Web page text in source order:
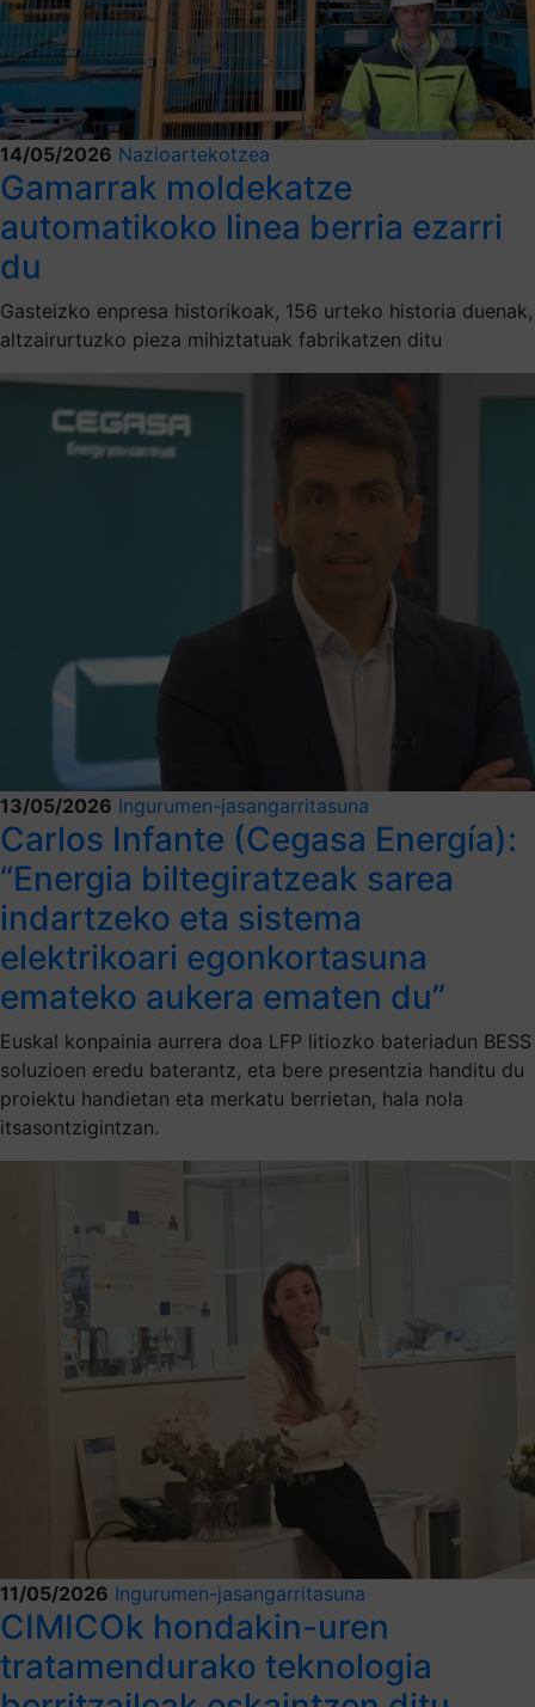
14/05/2026 Nazioartekotzea
Gamarrak moldekatze
automatikoko linea berria ezarri
du
Gasteizko enpresa historikoak, 156 urteko historia duenak,
altzairurtuzko pieza mihiztatuak fabrikatzen ditu
13/05/2026 Ingurumen-jasangarritasuna
Carlos Infante (Cegasa Energía):
“Energia biltegiratzeak sarea
indartzeko eta sistema
elektrikoari egonkortasuna
emateko aukera ematen du”
Euskal konpainia aurrera doa LFP litiozko bateriadun BESS
soluzioen eredu baterantz, eta bere presentzia handitu du
proiektu handietan eta merkatu berrietan, hala nola
itsasontzigintzan.
11/05/2026 Ingurumen-jasangarritasuna
CIMICOk hondakin-uren
tratamendurako teknologia